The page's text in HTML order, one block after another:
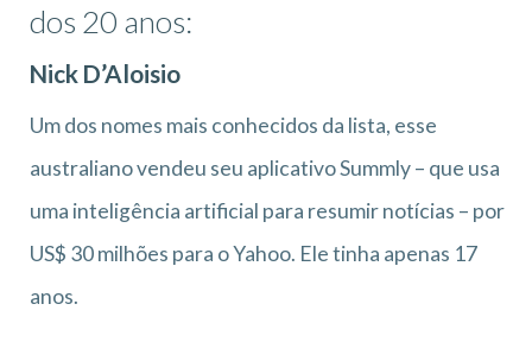
dos 20 anos:
Nick D’Aloisio
Um dos nomes mais conhecidos da lista, esse
australiano vendeu seu aplicativo Summly – que usa
uma inteligência artificial para resumir notícias – por
US$ 30 milhões para o Yahoo. Ele tinha apenas 17
anos.